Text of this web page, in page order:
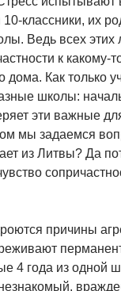
классники, их
Ведь всех
к какому-
дома. Как только
школы:
эти важные
мы задаемся
из Литвы? Да
причины
4 года из одной